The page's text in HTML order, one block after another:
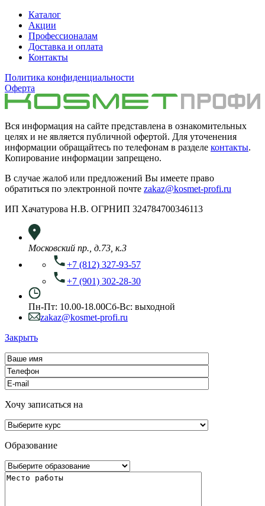
Каталог
Акции
Профессионалам
Доставка и оплата
Контакты
Политика конфиденциальности
Оферта
Вся информация на сайте представлена в ознакомительных
целях и не является публичной офертой. Для уточенения
информации обращайтесь по телефонам в разделе контакты.
Копирование информации запрещено.
В случае жалоб или предложений Вы имеете право
обратиться по электронной почте zakaz@kosmet-profi.ru
ИП Хачатурова Н.В. ОГРНИП 324784700346113
Московский пр., д.73, к.3
+7 (812) 327-93-57
+7 (901) 302-28-30
Пн-Пт: 10.00-18.00Сб-Вс: выходной
zakaz@kosmet-profi.ru
Закрыть
Хочу записаться на
Образование